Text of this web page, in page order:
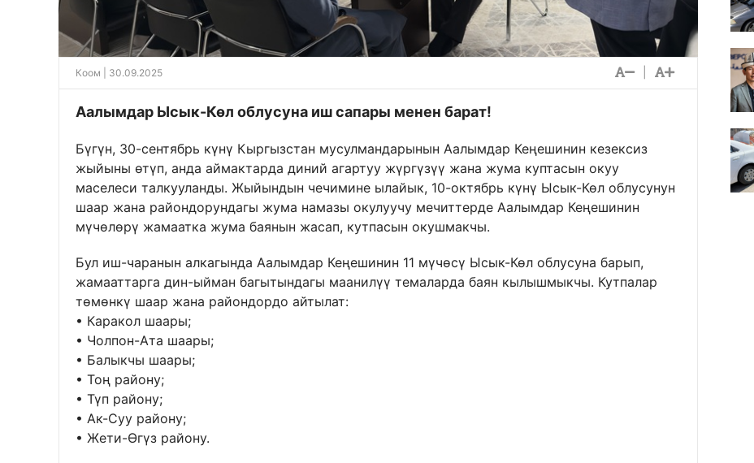
Коом | 30.09.2025
Аалымдар Ысык-Көл облусуна иш сапары менен барат!
Бүгүн, 30-сентябрь күнү Кыргызстан мусулмандарынын Аалымдар Кеңешинин кезексиз
жыйыны өтүп, анда аймактарда диний агартуу жүргүзүү жана жума куптасын окуу
маселеси талкууланды. Жыйындын чечимине ылайык, 10-октябрь күнү Ысык-Көл облусунун
шаар жана райондорундагы жума намазы окулуучу мечиттерде Аалымдар Кеңешинин
мүчөлөрү жамаатка жума баянын жасап, кутпасын окушмакчы.
Бул иш-чаранын алкагында Аалымдар Кеңешинин 11 мүчөсү Ысык-Көл облусуна барып,
жамааттарга дин-ыйман багытындагы маанилүү темаларда баян кылышмыкчы. Кутпалар
төмөнкү шаар жана райондордо айтылат:
• Каракол шаары;
• Чолпон-Ата шаары;
• Балыкчы шаары;
• Тоң району;
• Түп району;
• Ак-Суу району;
• Жети-Өгүз району.